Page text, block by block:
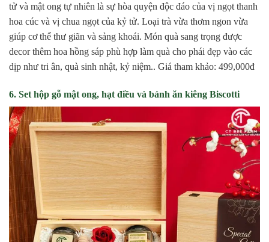
tử và mật ong tự nhiên là sự hòa quyện độc đáo của vị ngọt thanh
hoa cúc và vị chua ngọt của kỷ tử. Loại trà vừa thơm ngon vừa
giúp cơ thể thư giãn và sảng khoái. Món quà sang trọng được
decor thêm hoa hồng sáp phù hợp làm quà cho phái đẹp vào các
dịp như tri ân, quà sinh nhật, kỷ niệm.. Giá tham khảo: 499,000đ
6. Set hộp gỗ mật ong, hạt điều và bánh ăn kiêng Biscotti